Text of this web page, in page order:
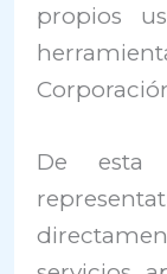
propios
De esta